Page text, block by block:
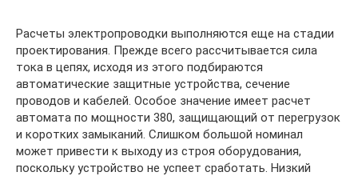
Расчеты электропроводки выполняются еще на стадии
проектирования. Прежде всего рассчитывается сила
тока в цепях, исходя из этого подбираются
автоматические защитные устройства, сечение
проводов и кабелей. Особое значение имеет расчет
автомата по мощности 380, защищающий от перегрузок
и коротких замыканий. Слишком большой номинал
может привести к выходу из строя оборудования,
поскольку устройство не успеет сработать. Низкий